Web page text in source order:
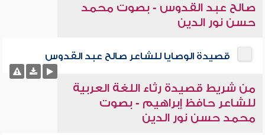
صالح عبد القدوس - بصوت محمد
حسن نور الدين
قصيدة الوصايا للشاعر صالح عبد القدوس
من شريط قصيدة رثاء اللغة العربية
للشاعر حافظ إبراهيم - بصوت
محمد حسن نور الدين